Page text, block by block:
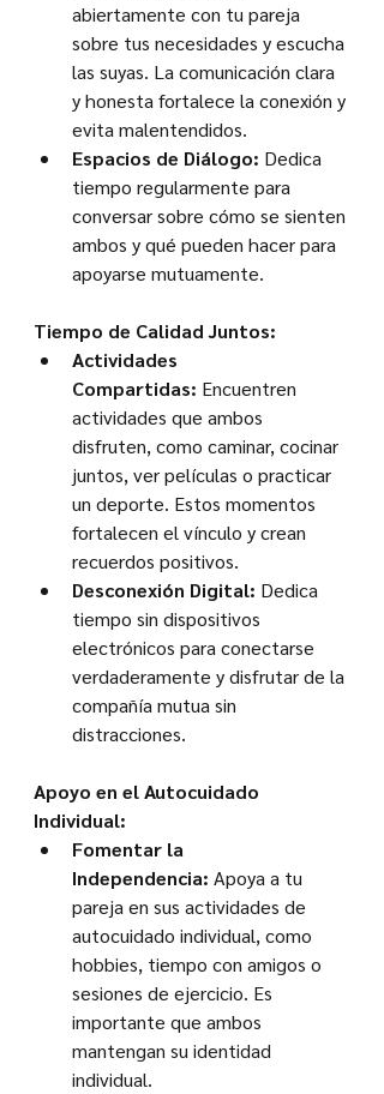
abiertamente con tu pareja
sobre tus necesidades y escucha
las suyas. La comunicación clara
y honesta fortalece la conexión y
evita malentendidos.
Espacios de Diálogo: Dedica
tiempo regularmente para
conversar sobre cómo se sienten
ambos y qué pueden hacer para
apoyarse mutuamente.
Tiempo de Calidad Juntos:
Actividades
Compartidas: Encuentren
actividades que ambos
disfruten, como caminar, cocinar
juntos, ver películas o practicar
un deporte. Estos momentos
fortalecen el vínculo y crean
recuerdos positivos.
Desconexión Digital: Dedica
tiempo sin dispositivos
electrónicos para conectarse
verdaderamente y disfrutar de la
compañía mutua sin
distracciones.
Apoyo en el Autocuidado
Individual:
Fomentar la
Independencia: Apoya a tu
pareja en sus actividades de
autocuidado individual, como
hobbies, tiempo con amigos o
sesiones de ejercicio. Es
importante que ambos
mantengan su identidad
individual.